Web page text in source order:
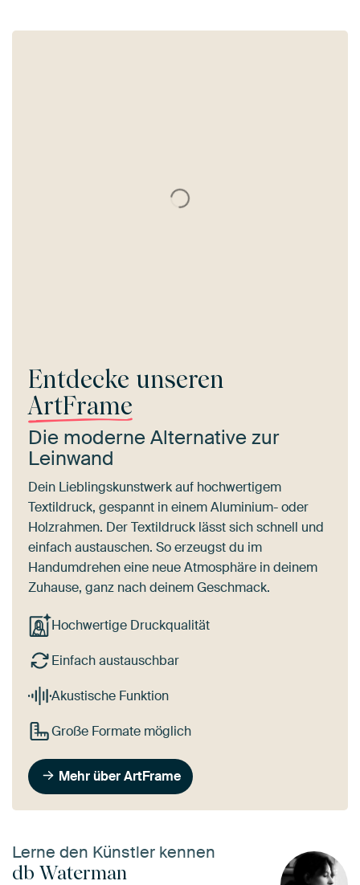
Entdecke unseren
ArtFrame
Die moderne Alternative zur
Leinwand
Dein Lieblingskunstwerk auf hochwertigem
Textildruck, gespannt in einem Aluminium- oder
Holzrahmen. Der Textildruck lässt sich schnell und
einfach austauschen. So erzeugst du im
Handumdrehen eine neue Atmosphäre in deinem
Zuhause, ganz nach deinem Geschmack.
Hochwertige Druckqualität
Einfach austauschbar
Akustische Funktion
Große Formate möglich
Mehr über ArtFrame
Lerne den Künstler kennen
db Waterman